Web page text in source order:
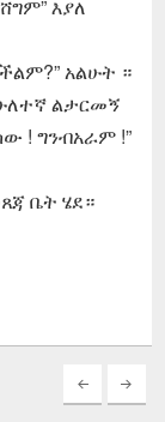
እያለ
አልሁት ።
ልታርመኝ
! ግንብአራም !”
ቤት ሄደ።